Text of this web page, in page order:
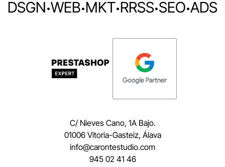
DSGN·WEB·MKT·RRSS·SEO·ADS
C/ Nieves Cano, 1A Bajo.
01006 Vitoria-Gasteiz, Álava
moc.oidutsetnorac@ofni
945 02 41 46